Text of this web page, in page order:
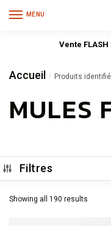
MENU
Vente FLASH
Accueil / Produits
MULES
Filtres
Showing all 190 results